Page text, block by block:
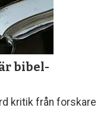
bibel­
kritik från forskare